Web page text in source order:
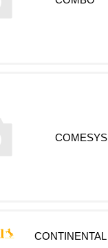
COMESYS
CONTINENTAL